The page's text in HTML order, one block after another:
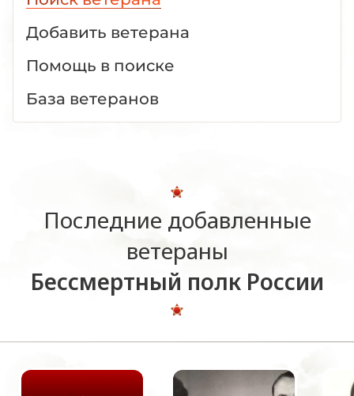
Добавить ветерана
Помощь в поиске
База ветеранов
Последние добавленные
ветераны
Бессмертный полк России